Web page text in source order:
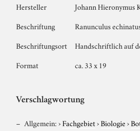
Hersteller
Johann Hieronymus
Beschriftung
Ranunculus
Beschriftungsort
Handschriftlich auf
Format
ca. 33 x 19
Verschlagwortung
Allgemein:›Fachgebiet›Biologie›